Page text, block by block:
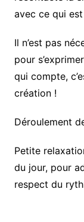
avec ce qui
Il n’est pas
pour
qui compte,
création !
Déroulement
Petite
du jour, pour
respect du